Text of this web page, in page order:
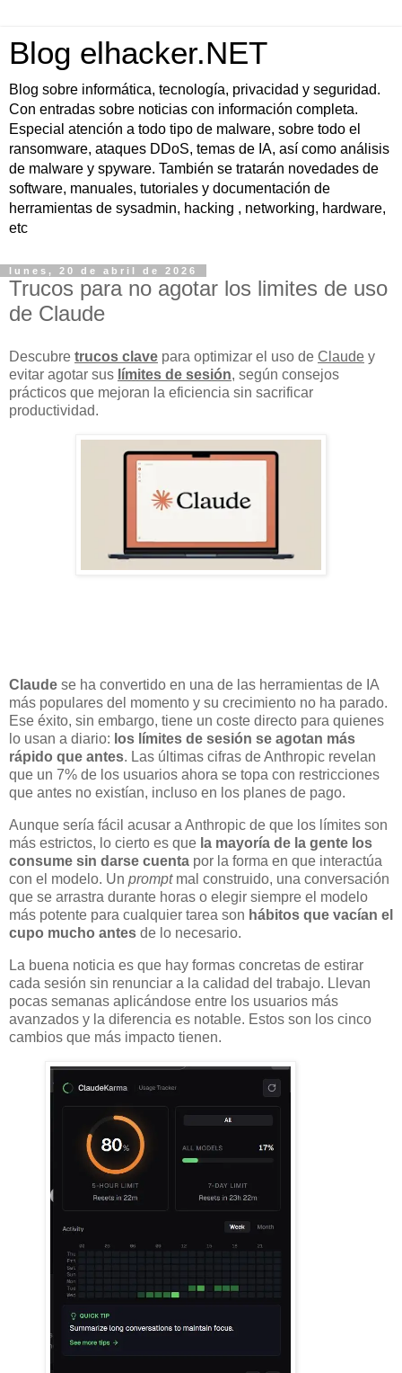
Blog elhacker.NET
Blog sobre informática, tecnología, privacidad y seguridad.
Con entradas sobre noticias con información completa.
Especial atención a todo tipo de malware, sobre todo el
ransomware, ataques DDoS, temas de IA, así como análisis
de malware y spyware. También se tratarán novedades de
software, manuales, tutoriales y documentación de
herramientas de sysadmin, hacking , networking, hardware,
etc
lunes, 20 de abril de 2026
Trucos para no agotar los limites de uso
de Claude
Descubre trucos clave para optimizar el uso de Claude y
evitar agotar sus límites de sesión, según consejos
prácticos que mejoran la eficiencia sin sacrificar
productividad.
Claude se ha convertido en una de las herramientas de IA
más populares del momento y su crecimiento no ha parado.
Ese éxito, sin embargo, tiene un coste directo para quienes
lo usan a diario: los límites de sesión se agotan más
rápido que antes. Las últimas cifras de Anthropic revelan
que un 7% de los usuarios ahora se topa con restricciones
que antes no existían, incluso en los planes de pago.
Aunque sería fácil acusar a Anthropic de que los límites son
más estrictos, lo cierto es que la mayoría de la gente los
consume sin darse cuenta por la forma en que interactúa
con el modelo. Un promptmal construido, una conversación
que se arrastra durante horas o elegir siempre el modelo
más potente para cualquier tarea son hábitos que vacían el
cupo mucho antes de lo necesario.
La buena noticia es que hay formas concretas de estirar
cada sesión sin renunciar a la calidad del trabajo. Llevan
pocas semanas aplicándose entre los usuarios más
avanzados y la diferencia es notable. Estos son los cinco
cambios que más impacto tienen.